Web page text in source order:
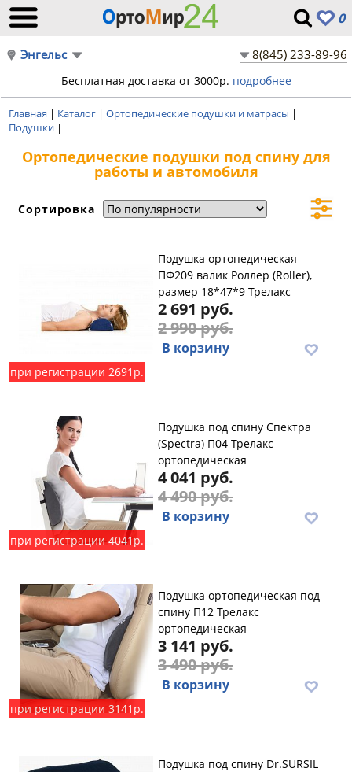
0
Энгельс 8(845) 233-89-96
Бесплатная доставка от 3000р. подробнее
Главная | Каталог | Ортопедические подушки и матрасы |
Подушки |
Ортопедические подушки под спину для
работы и автомобиля
Сортировка
при регистрации 2691р.
Подушка ортопедическая
ПФ209 валик Роллер (Roller),
размер 18*47*9 Трелакс
2 691 руб.
2 990 руб.
В корзину
при регистрации 4041р.
Подушка под спину Спектра
(Spectra) П04 Трелакс
ортопедическая
4 041 руб.
4 490 руб.
В корзину
при регистрации 3141р.
Подушка ортопедическая под
спину П12 Трелакс
ортопедическая
3 141 руб.
3 490 руб.
В корзину
Подушка под спину Dr.SURSIL